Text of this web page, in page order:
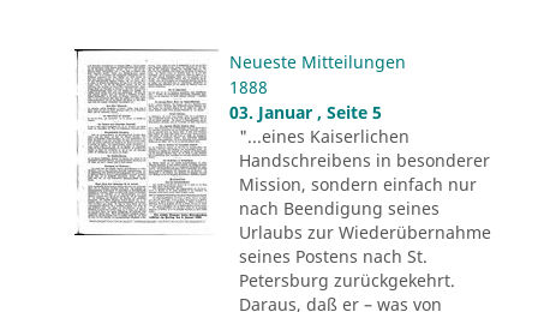
Neueste Mitteilungen
1888
03. Januar , Seite 5
"...eines Kaiserlichen
Handschreibens in besonderer
Mission, sondern einfach nur
nach Beendigung seines
Urlaubs zur Wiederübernahme
seines Postens nach St.
Petersburg zurückgekehrt.
Daraus, daß er – was von